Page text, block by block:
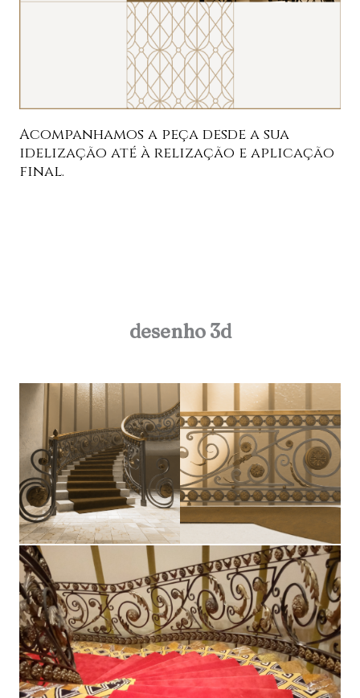
Acompanhamos a peça desde a sua
idelização até à relização e aplicação
final.
desenho 3d